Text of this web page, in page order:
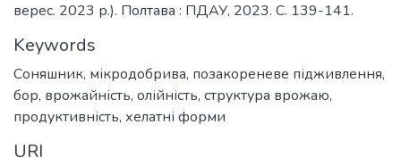
верес. 2023 р.). Полтава : ПДАУ, 2023. С. 139-141.
Keywords
Соняшник, мікродобрива, позакореневе підживлення,
бор, врожайність, олійність, структура врожаю,
продуктивність, хелатні форми
URI